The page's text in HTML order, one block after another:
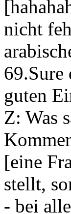
nicht
guten
Z: Was
[eine
stellt,
- bei